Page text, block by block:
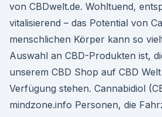
von CBDwelt.de. Wohltuend,
vitalisierend – das Potential von
menschlichen Körper kann so
Auswahl an CBD-Produkten ist,
unserem CBD Shop auf CBD
Verfügung stehen. Cannabidiol
mindzone.info Personen, die